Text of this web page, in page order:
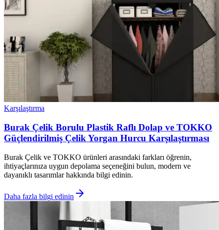
Karşılaştırma
Burak Çelik Borulu Plastik Raflı Dolap ve TOKKO
Güçlendirilmiş Çelik Yorgan Hurcu Karşılaştırması
Burak Çelik ve TOKKO ürünleri arasındaki farkları öğrenin,
ihtiyaçlarınıza uygun depolama seçeneğini bulun, modern ve
dayanıklı tasarımlar hakkında bilgi edinin.
Daha fazla bilgi edinin